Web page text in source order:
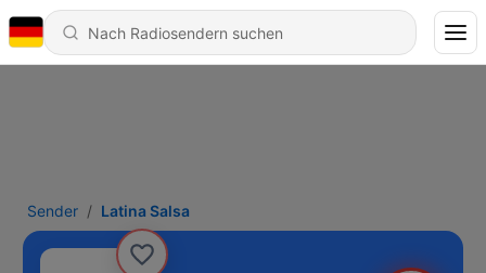
Sender Latina Salsa